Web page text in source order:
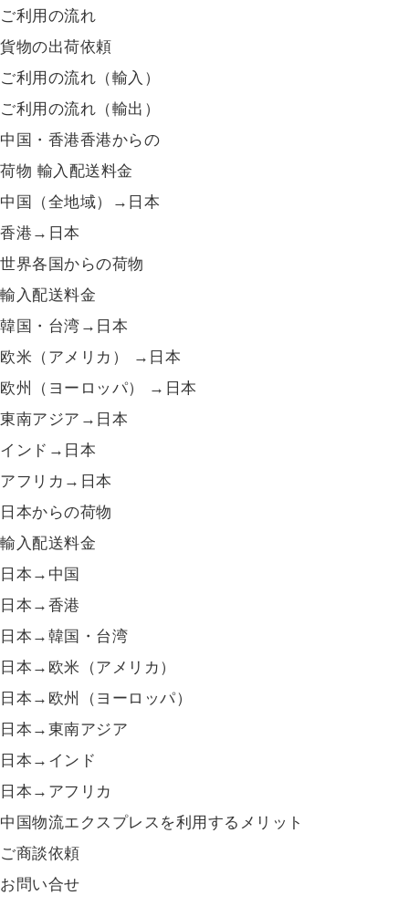
ご利用の流れ
貨物の出荷依頼
ご利用の流れ（輸入）
ご利用の流れ（輸出）
中国・香港香港からの
荷物 輸入配送料金
中国（全地域）→日本
香港→日本
世界各国からの荷物
輸入配送料金
韓国・台湾→日本
欧米（アメリカ） →日本
欧州（ヨーロッパ） →日本
東南アジア→日本
インド→日本
アフリカ→日本
日本からの荷物
輸入配送料金
日本→中国
日本→香港
日本→韓国・台湾
日本→欧米（アメリカ）
日本→欧州（ヨーロッパ）
日本→東南アジア
日本→インド
日本→アフリカ
中国物流エクスプレスを利用するメリット
ご商談依頼
お問い合せ